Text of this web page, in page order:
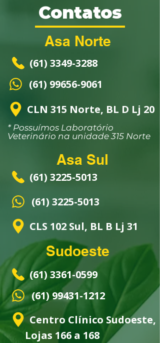
Contatos
Asa Norte
(61) 3349-3288
(61) 99656-9061
CLN 315 Norte, BL D Lj 20
* Possuímos Laboratório
Veterinário na unidade 315 Norte
Asa Sul
(61) 3225-5013
(61) 3225-5013
CLS 102 Sul, BL B Lj 31
Sudoeste
(61) 3361-0599
(61) 99431-1212
Lojas 166 a 168
Centro Clínico Sudoeste,